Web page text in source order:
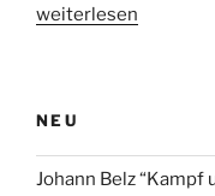
„Vierblättriges
weiterlesen
NEU
Johann Belz